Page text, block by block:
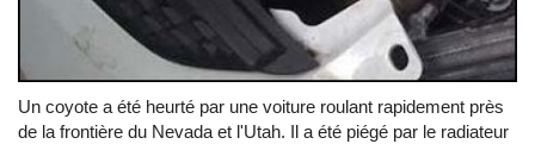
Un coyote a été heurté par une voiture roulant rapidement près
de la frontière du Nevada et l'Utah. Il a été piégé par le radiateur